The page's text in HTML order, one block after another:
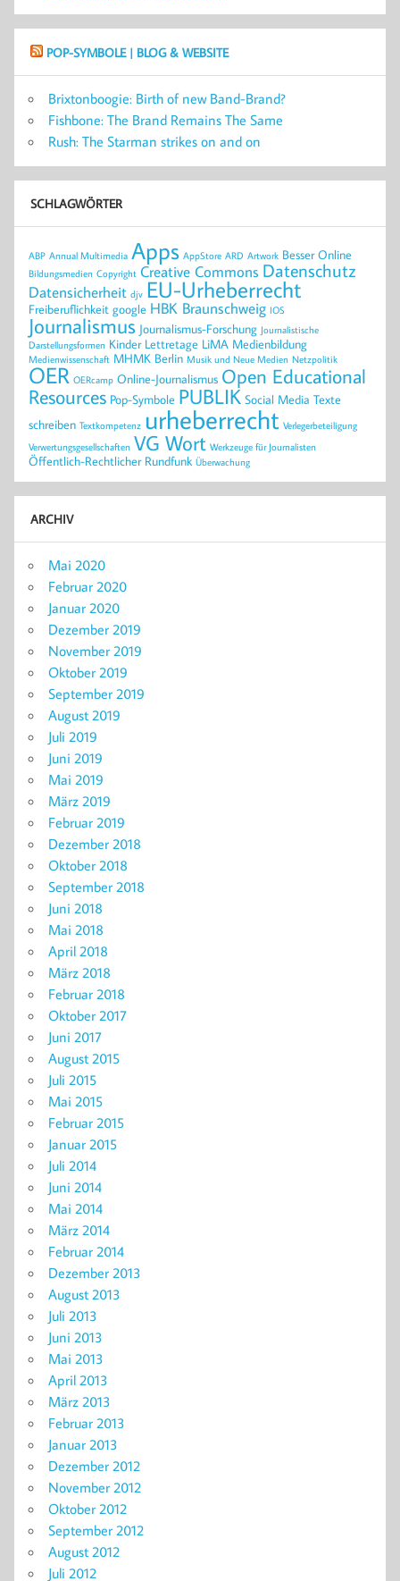
POP-SYMBOLE | BLOG & WEBSITE
Brixtonboogie: Birth of new Band-Brand?
Fishbone: The Brand Remains The Same
Rush: The Starman strikes on and on
SCHLAGWÖRTER
ABP Annual Multimedia Apps AppStore ARD Artwork Besser Online
Bildungsmedien Copyright Creative Commons Datenschutz
Datensicherheit djv EU-Urheberrecht
Freiberuflichkeit google HBK Braunschweig IOS
Journalismus Journalismus-Forschung Journalistische
Darstellungsformen Kinder Lettretage LiMA Medienbildung
Medienwissenschaft MHMK Berlin Musik und Neue Medien Netzpolitik
OER OERcamp Online-Journalismus Open Educational
Resources Pop-Symbole PUBLIK Social Media Texte
schreiben Textkompetenz urheberrecht Verlegerbeteiligung
Verwertungsgesellschaften VG Wort Werkzeuge für Journalisten
Öffentlich-Rechtlicher Rundfunk Überwachung
ARCHIV
Mai 2020
Februar 2020
Januar 2020
Dezember 2019
November 2019
Oktober 2019
September 2019
August 2019
Juli 2019
Juni 2019
Mai 2019
März 2019
Februar 2019
Dezember 2018
Oktober 2018
September 2018
Juni 2018
Mai 2018
April 2018
März 2018
Februar 2018
Oktober 2017
Juni 2017
August 2015
Juli 2015
Mai 2015
Februar 2015
Januar 2015
Juli 2014
Juni 2014
Mai 2014
März 2014
Februar 2014
Dezember 2013
August 2013
Juli 2013
Juni 2013
Mai 2013
April 2013
März 2013
Februar 2013
Januar 2013
Dezember 2012
November 2012
Oktober 2012
September 2012
August 2012
Juli 2012